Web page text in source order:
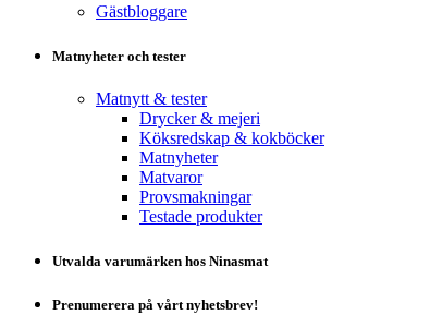
Gästbloggare
Matnyheter och tester
Matnytt & tester
Drycker & mejeri
Köksredskap & kokböcker
Matnyheter
Matvaror
Provsmakningar
Testade produkter
Utvalda varumärken hos Ninasmat
Prenumerera på vårt nyhetsbrev!